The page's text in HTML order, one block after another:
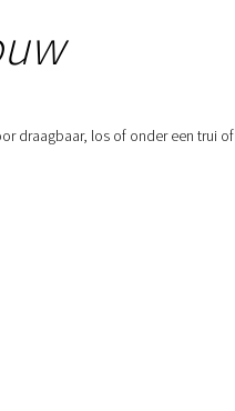
draagbaar, los of onder een trui of